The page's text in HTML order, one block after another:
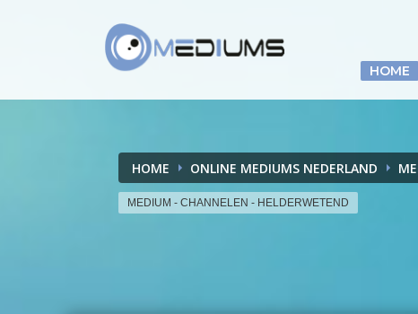
HOME
HOME ONLINE MEDIUMS NEDERLAND
MEDIUM - CHANNELEN - HELDERWETEND